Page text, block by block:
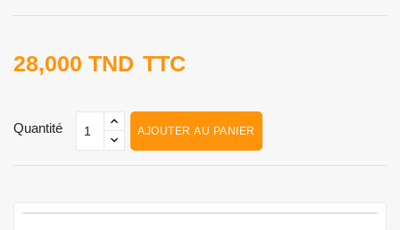
28,000 TND TTC
Quantité AJOUTER AU PANIER